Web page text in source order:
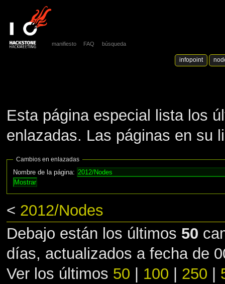
Esta página especial lista los
enlazadas. Las páginas en su
Cambios en enlazadas
Nombre de la página:
< 2012/Nodes
Debajo están los últimos 50
días, actualizados a fecha de
Ver los últimos 50 | 100 | 250 |
manifiesto FAQ búsqueda
infopoint